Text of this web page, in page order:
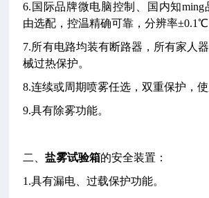
6.国际品牌微电脑控制、国内知ming
由选配，控温精确可靠，分辨率±0.1℃
7.所有电路均装有断路器，所有家人
械过热保护。
8.连续或周期喷雾任选，双重保护，
9.具有除雾功能。
二、盐雾试验箱的安全装置：
1.具有漏电、过载保护功能。